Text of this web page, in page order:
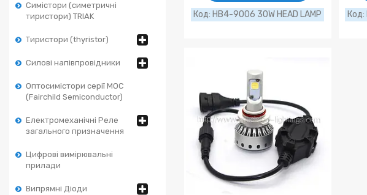
Симістори (симетричні
тиристори) TRIAK
Тиристори (thyristor)
Силові напівпровідники
Оптосимістори серії MOC
(Fairchild Semiconductor)
Електромеханічні Реле
загального призначення
Цифрові вимірювальні
прилади
Випрямні Діоди
HB4-9006 30W HEAD LAMP